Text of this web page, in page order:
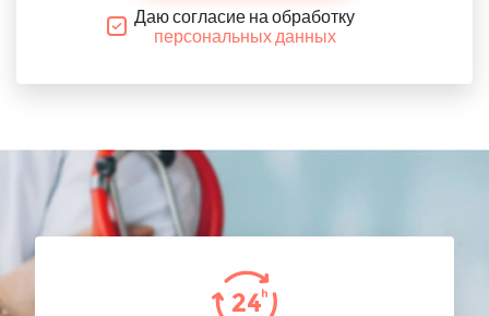
Даю согласие на обработку
персональных данных